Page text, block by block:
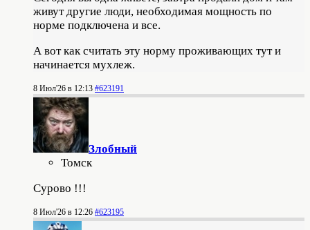
живут другие люди, необходимая мощность по
норме подключена и все.
А вот как считать эту норму проживающих тут и
начинается мухлеж.
8 Июл'26 в 12:13 #623191
Злобный
Томск
Сурово !!!
8 Июл'26 в 12:26 #623195